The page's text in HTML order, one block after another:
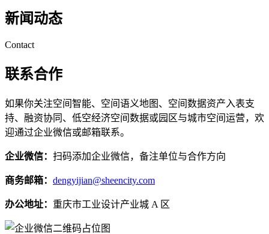
新闻动态
Contact
联系合作
如果你关注空间智能、空间语义地图、空间数据资产入表支
持、融资协同、低空经济空间数据或园区与城市空间运营，欢
迎通过企业微信或邮箱联系。
企业微信： 扫码添加企业微信，备注单位与合作方向
商务邮箱： dengyijian@sheencity.com
办公地址： 重庆市工业设计产业城 A 区